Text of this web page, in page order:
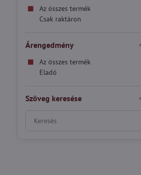
Az összes termék
Csak raktáron
Árengedmény
Az összes termék
Eladó
Szöveg keresése
Keresés